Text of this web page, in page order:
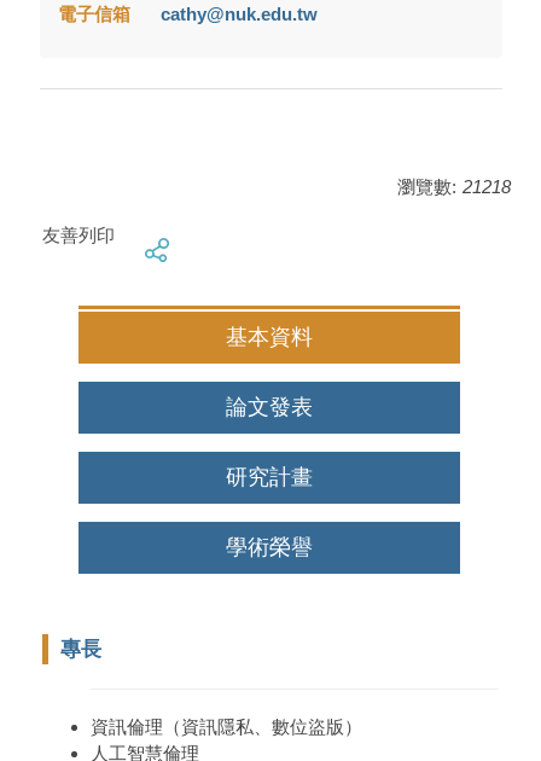
電子信箱 cathy@nuk.edu.tw
瀏覽數: 21218
友善列印
基本資料
論文發表
研究計畫
學術榮譽
專長
資訊倫理（資訊隱私、數位盜版）
人工智慧倫理